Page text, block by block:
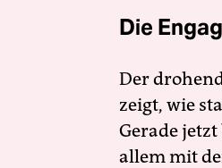
Die
Der
zeigt, wie
Gerade
allem mit